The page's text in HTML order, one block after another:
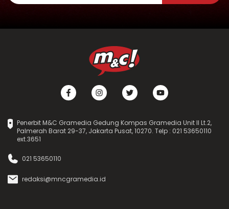
Penerbit M&C Gramedia Gedung Kompas Gramedia Unit II Lt.2,
Palmerah Barat 29-37, Jakarta Pusat, 10270. Telp : 021 53650110
ext.3651
021 53650110
redaksi@mncgramedia.id